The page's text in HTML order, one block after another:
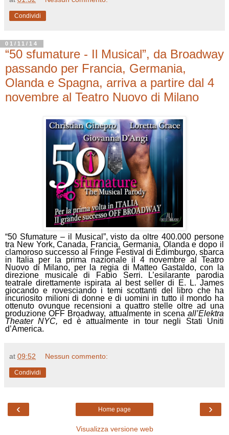
Condividi
01/11/14
“50 sfumature - Il Musical”, da Broadway
passando per Francia, Germania,
Olanda e Spagna, arriva a partire dal 4
novembre al Teatro Nuovo di Milano
“50 Sfumature – il Musical”, visto da oltre 400.000 persone
tra New York, Canada, Francia, Germania, Olanda e dopo il
clamoroso successo al Fringe Festival di Edimburgo, sbarca
in Italia per la prima nazionale il 4 novembre al Teatro
Nuovo di Milano, per la regia di Matteo Gastaldo, con la
direzione musicale di Fabio Serri. L’esilarante parodia
teatrale direttamente ispirata al best seller di E. L. James
giocando e rovesciando i temi scottanti del libro che ha
incuriosito milioni di donne e di uomini in tutto il mondo ha
ottenuto ovunque recensioni a quattro stelle oltre ad una
produzione OFF Broadway, attualmente in scena all’Elektra
Theater NYC, ed è attualmente in tour negli Stati Uniti
d’America.
at 09:52 Nessun commento:
Condividi
‹ ›
Home page
Visualizza versione web